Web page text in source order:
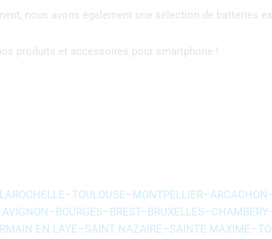
nous avons également une sélection de batteries
produits et accessoires pour smartphone !
LAROCHELLE–TOULOUSE–MONTPELLIER–ARCACHON
AVIGNON –BOURGES–BREST–BRUXELLES–CHAMBERY
EN LAYE–SAINT NAZAIRE–SAINTE MAXIME–